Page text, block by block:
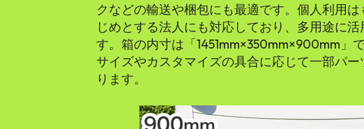
クなどの輸送や梱包にも最適です。個人利用
じめとする法人にも対応しており、多用途に
す。箱の内寸は「1451mm×350mm×900mm」
サイズやカスタマイズの具合に応じて一部パ
ります。